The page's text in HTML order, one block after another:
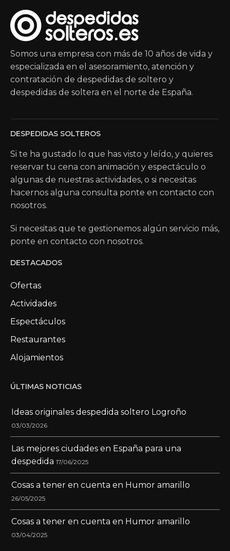
Somos una empresa con más de 10 años de vida y
especializada en el asesoramiento, atención y
contratación de despedidas de soltero y
despedidas de soltera en el norte de España.
DESPEDIDAS SOLTEROS
Si te ha gustado lo que has visto y leído, y quieres
reservar tu cena con animación y espectáculo o
algunas de nuestras actividades, o si necesitas
hacernos alguna consulta ponte en contacto con
nosotros.
Si necesitas que te gestionemos algún servicio más,
ponte en contacto con nosotros.
DESTACADOS
Ofertas
Actividades
Espectáculos
Restaurantes
Alojamientos
ÚLTIMAS NOTICIAS
Ideas originales despedida soltero Logroño
03/03/2026
Las mejores ciudades en España para una
despedida 17/06/2025
Cosas a tener en cuenta en Humor amarillo
26/05/2025
Cosas a tener en cuenta en Humor amarillo
03/04/2025